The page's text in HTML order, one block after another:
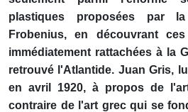
plastiques proposées par
Frobenius, en découvrant
immédiatement rattachées à la
retrouvé l'Atlantide. Juan Gris,
en avril 1920, à propos de
contraire de l'art grec qui se